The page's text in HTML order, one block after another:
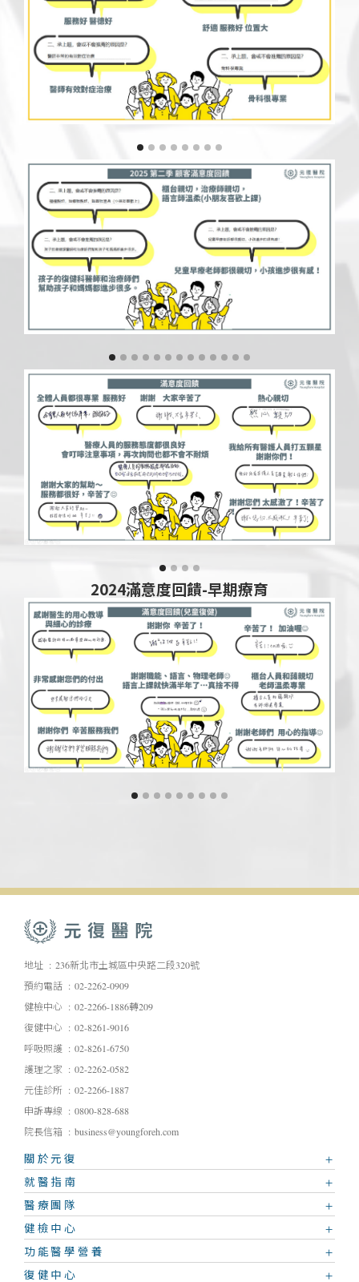
2024滿意度回饋-早期療育
地址
236新北市土城區中央路二段320號
預約電話
02-2262-0909
健檢中心
02-2266-1886轉209
復健中心
02-8261-9016
呼吸照護
02-8261-6750
護理之家
02-2262-0582
元佳診所
02-2266-1887
申訴專線
0800-828-688
院長信箱
business@youngforeh.com
關於元復
就醫指南
醫療團隊
健檢中心
功能醫學營養
復健中心